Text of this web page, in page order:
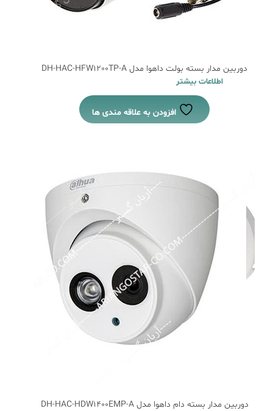
دوربین مدار بسته بولت داهوا مدل DH-HAC-HFW1200TP-A
اطلاعات بیشتر
افزودن به علاقه مندی ها
دوربین مدار بسته دام داهوا مدل DH-HAC-HDW1400EMP-A